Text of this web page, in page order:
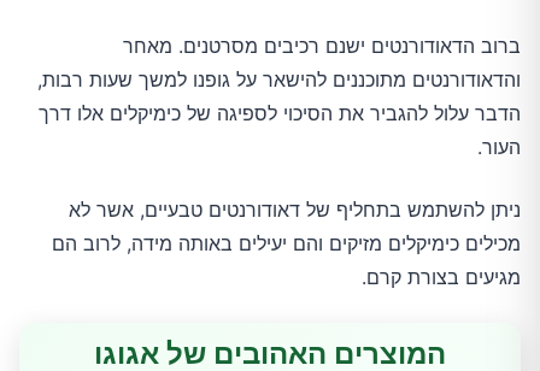
ברוב הדאודורנטים ישנם רכיבים מסרטנים. מאחר
והדאודורנטים מתוכננים להישאר על גופנו למשך שעות רבות,
הדבר עלול להגביר את הסיכוי לספיגה של כימיקלים אלו דרך
העור.
ניתן להשתמש בתחליף של דאודורנטים טבעיים, אשר לא
מכילים כימיקלים מזיקים והם יעילים באותה מידה, לרוב הם
מגיעים בצורת קרם.
המוצרים האהובים של אגוגו